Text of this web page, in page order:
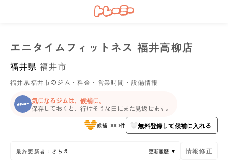
エニタイムフィットネス 福井高柳店
福井県 福井市
福井県福井市のジム・料金・営業時間・設備情報
気になるジムは、候補に。
保存しておくと、行けそうな日にまた見返せます。
候補 0000件 無料登録して候補に入れる
最終更新者：きちえ 更新履歴 ▼ 情報修正